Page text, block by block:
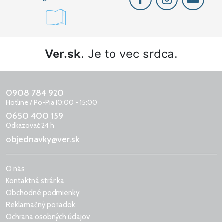
Ver.sk. Je to vec srdca.
0908 784 920
Hotline / Po-Pia 10:00 - 15:00
0650 400 159
Odkazovač 24 h
objednavky@ver.sk
O nás
Kontaktná stránka
Obchodné podmienky
Reklamačný poriadok
Ochrana osobných údajov